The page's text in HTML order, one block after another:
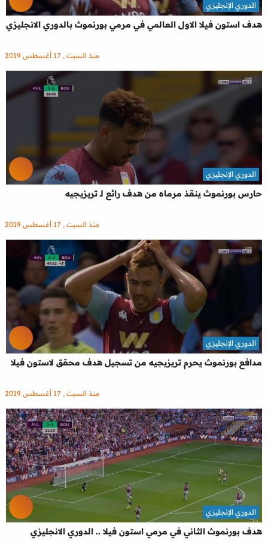
هدف استون فيلا الاول العالمي في مرمي بورنموث بالدوري الانجليزي
الدوري الإنجليزي
منذ السبت , 17 أغسطس 2019
حارس بورنموث ينقذ مرماه من هدف رائع لـ تريزيجيه
الدوري الإنجليزي
منذ السبت , 17 أغسطس 2019
مدافع بورنموث يحرم تريزيجيه من تسجيل هدف محقق لاستون فيلا
الدوري الإنجليزي
منذ السبت , 17 أغسطس 2019
هدف بورنموث الثاني في مرمي استون فيلا .. الدوري الانجليزي
الدوري الإنجليزي